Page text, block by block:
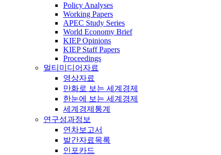
Policy Analyses
Working Papers
APEC Study Series
World Economy Brief
KIEP Opinions
KIEP Staff Papers
Proceedings
멀티미디어자료
영상자료
만화로 보는 세계경제
한눈에 보는 세계경제
세계경제통계
연구성과정보
연차보고서
발간자료목록
인포카드